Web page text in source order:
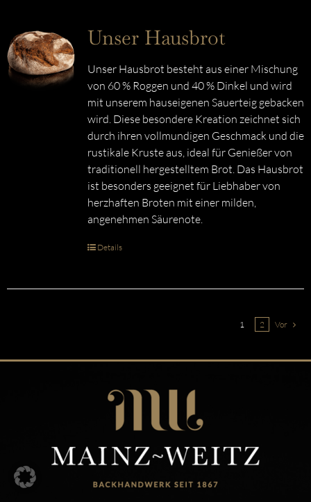
Unser Hausbrot
Unser Hausbrot besteht aus einer Mischung
von 60 % Roggen und 40 % Dinkel und wird
mit unserem hauseigenen Sauerteig gebacken
wird. Diese besondere Kreation zeichnet sich
durch ihren vollmundigen Geschmack und die
rustikale Kruste aus, ideal für Genießer von
traditionell hergestelltem Brot. Das Hausbrot
ist besonders geeignet für Liebhaber von
herzhaften Broten mit einer milden,
angenehmen Säurenote.
Details
1 2 Vor